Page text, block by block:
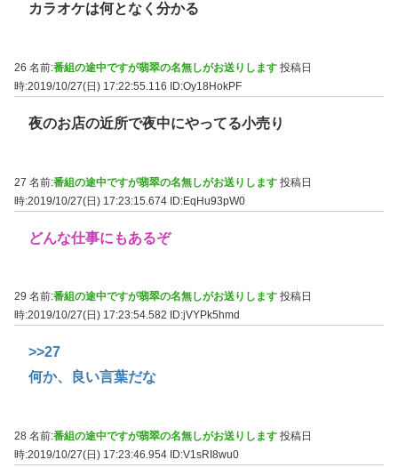
カラオケは何となく分かる
26 名前:番組の途中ですが翡翠の名無しがお送りします 投稿日
時:2019/10/27(日) 17:22:55.116
ID:Oy18HokPF
夜のお店の近所で夜中にやってる小売り
27 名前:番組の途中ですが翡翠の名無しがお送りします 投稿日
時:2019/10/27(日) 17:23:15.674 ID:EqHu93pW0
どんな仕事にもあるぞ
29 名前:番組の途中ですが翡翠の名無しがお送りします 投稿日
時:2019/10/27(日) 17:23:54.582
ID:jVYPk5hmd
>>27
何か、良い言葉だな
28 名前:番組の途中ですが翡翠の名無しがお送りします 投稿日
時:2019/10/27(日) 17:23:46.954 ID:V1sRI8wu0